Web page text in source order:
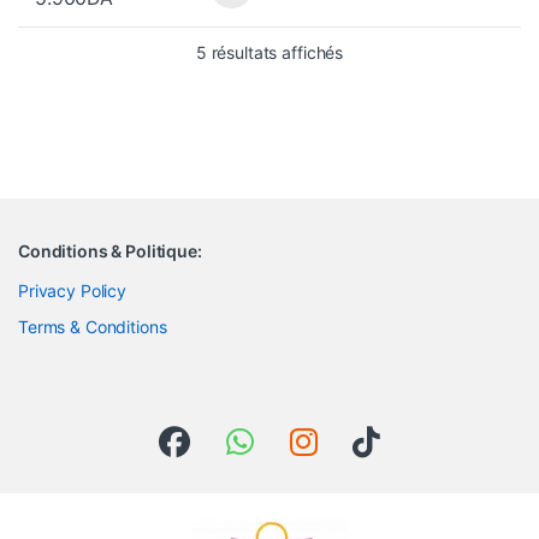
5 résultats affichésTrié du plus récent au
Conditions & Politique:
Privacy Policy
Terms & Conditions